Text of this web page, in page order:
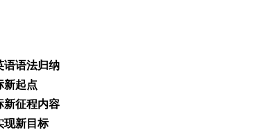
语语法归纳
新起点
新征程内容
现新目标